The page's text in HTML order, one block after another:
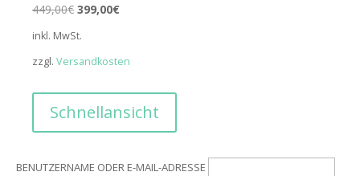
449,00€ Ursprünglicher
449,00€
399,00€Aktueller
399,00€.
inkl. MwSt.
zzgl. Versandkosten
Schnellansicht
BENUTZERNAME ODER E-MAIL-ADRESSE